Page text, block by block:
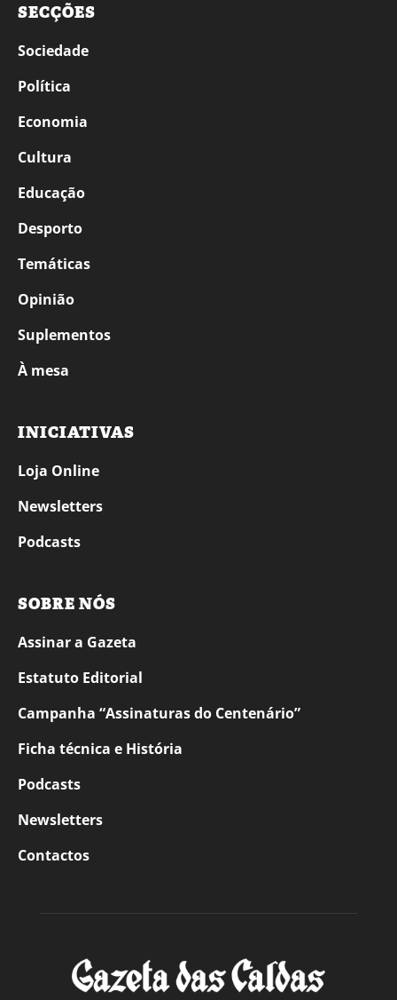
SECÇÕES
Sociedade
Política
Economia
Cultura
Educação
Desporto
Temáticas
Opinião
Suplementos
À mesa
INICIATIVAS
Loja Online
Newsletters
Podcasts
SOBRE NÓS
Assinar a Gazeta
Estatuto Editorial
Campanha “Assinaturas do Centenário”
Ficha técnica e História
Podcasts
Newsletters
Contactos